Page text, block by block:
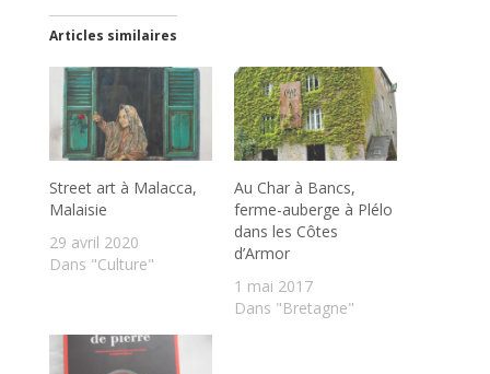
Articles similaires
Street art à Malacca,
Malaisie
29 avril 2020
Dans "Culture"
Au Char à Bancs,
ferme-auberge à Plélo
dans les Côtes
d’Armor
1 mai 2017
Dans "Bretagne"